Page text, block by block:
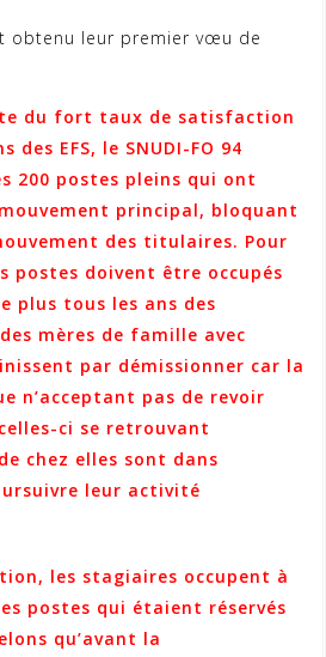
obtenu leur premier vœu de
du fort taux de satisfaction
EFS, le SNUDI-FO 94
200 postes pleins qui ont
principal, bloquant
des titulaires. Pour
postes doivent être occupés
plus tous les ans des
mères de famille avec
par démissionner car la
n’acceptant pas de revoir
ci se retrouvant
chez elles sont dans
leur activité
les stagiaires occupent à
postes qui étaient réservés
qu’avant la